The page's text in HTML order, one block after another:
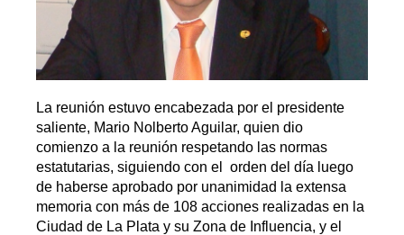
La reunión estuvo encabezada por el presidente
saliente, Mario Nolberto Aguilar, quien dio
comienzo a la reunión respetando las normas
estatutarias, siguiendo con el orden del día luego
de haberse aprobado por unanimidad la extensa
memoria con más de 108 acciones realizadas en la
Ciudad de La Plata y su Zona de Influencia, y el